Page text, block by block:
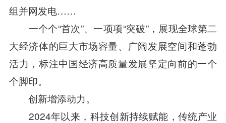
组并网发电……
一个个“首次”、一项项“突破”，展现全球第二
大经济体的巨大市场容量、广阔发展空间和蓬勃
活力，标注中国经济高质量发展坚定向前的一个
个脚印。
创新增添动力。
2024年以来，科技创新持续赋能，传统产业